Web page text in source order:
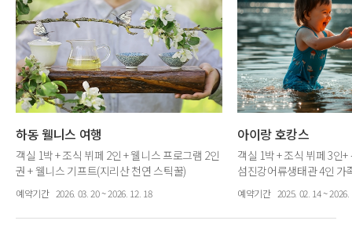
하동 웰니스 여행
객실 1박 + 조식 뷔페 2인 + 웰니스 프로그램 2인
권 + 웰니스 기프트(지리산 천연 스틱꿀)
예약기간 2026. 03. 20 ~ 2026. 12. 18
아이랑 호캉스
객실 1박 + 조식 뷔페 3인
섬진강어류생태관 4인 가
+ 키즈 웰컴 기프트 + 주
예약기간 2025. 02. 14 ~ 2026.